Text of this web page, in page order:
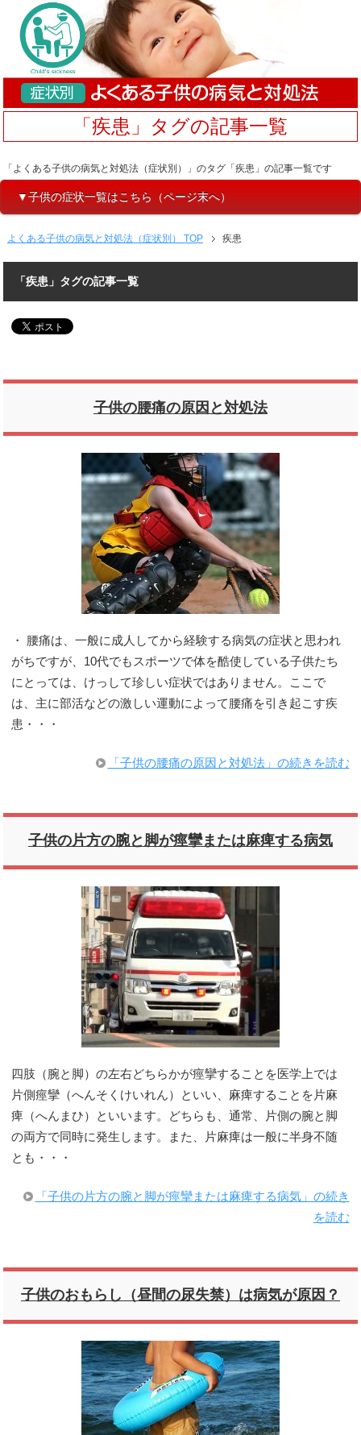
「疾患」タグの記事一覧
「よくある子供の病気と対処法（症状別）」のタグ「疾患」の記事一覧です
▼子供の症状一覧はこちら（ページ末へ）
よくある子供の病気と対処法（症状別） TOP 疾患
「疾患」タグの記事一覧
子供の腰痛の原因と対処法
・ 腰痛は、一般に成人してから経験する病気の症状と思われ
がちですが、10代でもスポーツで体を酷使している子供たち
にとっては、けっして珍しい症状ではありません。ここで
は、主に部活などの激しい運動によって腰痛を引き起こす疾
患・・・
「子供の腰痛の原因と対処法」の続きを読む
子供の片方の腕と脚が痙攣または麻痺する病気
四肢（腕と脚）の左右どちらかが痙攣することを医学上では
片側痙攣（へんそくけいれん）といい、麻痺することを片麻
痺（へんまひ）といいます。どちらも、通常、片側の腕と脚
の両方で同時に発生します。また、片麻痺は一般に半身不随
とも・・・
「子供の片方の腕と脚が痙攣または麻痺する病気」の続き
を読む
子供のおもらし（昼間の尿失禁）は病気が原因？